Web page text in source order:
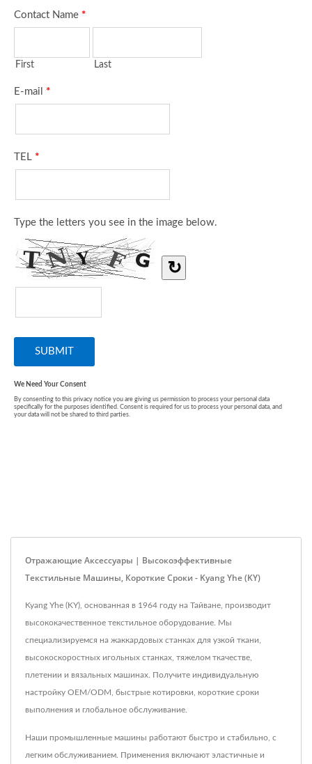
Отражающие Аксессуары | Высокоэффективные
Текстильные Машины, Короткие Сроки - Kyang Yhe (KY)
Kyang Yhe (KY), основанная в 1964 году на Тайване, производит
высококачественное текстильное оборудование. Мы
специализируемся на жаккардовых станках для узкой ткани,
высокоскоростных игольных станках, тяжелом ткачестве,
плетении и вязальных машинах. Получите индивидуальную
настройку OEM/ODM, быстрые котировки, короткие сроки
выполнения и глобальное обслуживание.
Наши промышленные машины работают быстро и стабильно, с
легким обслуживанием. Применения включают эластичные и